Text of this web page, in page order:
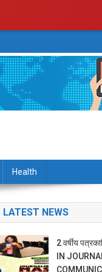
Health
LATEST NEWS
2 वर्षीय
IN